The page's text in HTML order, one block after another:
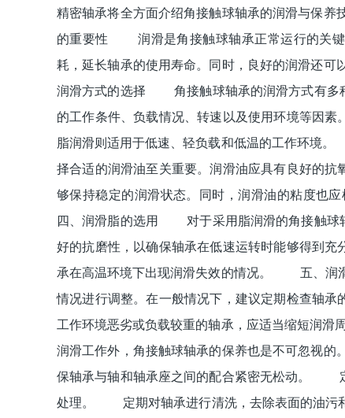
精密轴承将全方面介绍角接触球轴承的润滑与保
的重要性 润滑是角接触球轴承正常运行的关键
耗，延长轴承的使用寿命。同时，良好的润滑还
润滑方式的选择 角接触球轴承的润滑方式有多
的工作条件、负载情况、转速以及使用环境等因
脂润滑则适用于低速、轻负载和低温的工作环
择合适的润滑油至关重要。润滑油应具有良好的
够保持稳定的润滑状态。同时，润滑油的粘度
四、润滑脂的选用 对于采用脂润滑的角接触球
好的抗磨性，以确保轴承在低速运转时能够得到
承在高温环境下出现润滑失效的情况。 五、润
情况进行调整。在一般情况下，建议定期检查轴
工作环境恶劣或负载较重的轴承，应适当缩短
润滑工作外，角接触球轴承的保养也是不可忽视
保轴承与轴和轴承座之间的配合紧密无松动。
处理。 定期对轴承进行清洗，去除表面的油污